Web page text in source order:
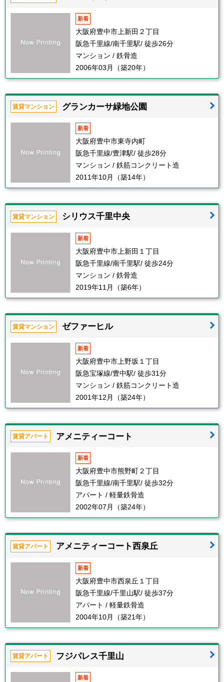
新着
大阪府豊中市上新田２丁目
阪急千里線/南千里駅/ 徒歩26分
マンション / 鉄骨造
2006年03月（築20年）
賃貸マンション グランカーサ緑地公園
新着
大阪府豊中市東寺内町
阪急千里線/豊津駅/ 徒歩28分
マンション / 鉄筋コンクリート造
2011年10月（築14年）
賃貸マンション シリウス千里中央
新着
大阪府豊中市上新田１丁目
阪急千里線/南千里駅/ 徒歩24分
マンション / 鉄骨造
2019年11月（築6年）
賃貸マンション ゼファーヒル
新着
大阪府豊中市上野坂１丁目
阪急宝塚線/豊中駅/ 徒歩31分
マンション / 鉄筋コンクリート造
2001年12月（築24年）
賃貸アパート アメニティーコート
新着
大阪府豊中市熊野町２丁目
阪急千里線/南千里駅/ 徒歩32分
アパート / 軽量鉄骨造
2002年07月（築24年）
賃貸アパート アメニティーコート西泉丘
新着
大阪府豊中市西泉丘１丁目
阪急千里線/千里山駅/ 徒歩37分
アパート / 軽量鉄骨造
2004年10月（築21年）
賃貸アパート フジパレス千里山
新着